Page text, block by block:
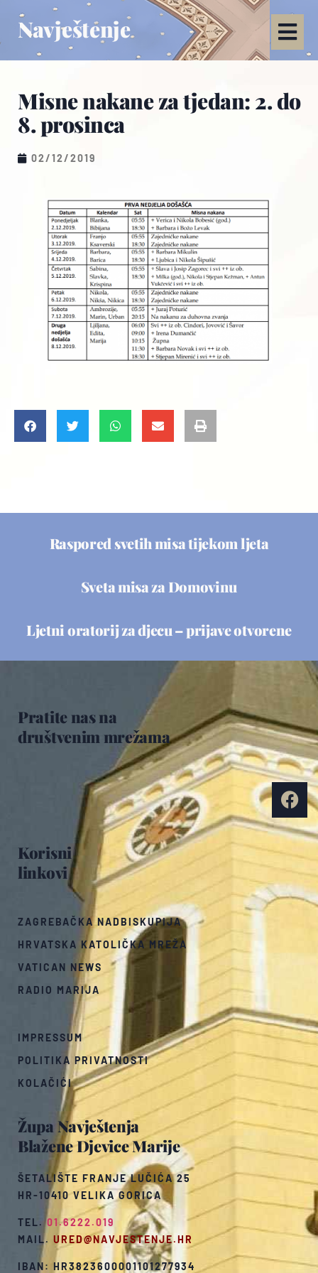
Navještenje
Misne nakane za tjedan: 2. do
8. prosinca
02/12/2019
Raspored svetih misa tijekom ljeta
Sveta misa za Domovinu
Ljetni oratorij za djecu – prijave otvorene
Župa Navještenja
Blažene Djevice Marije
ŠETALIŠTE FRANJE LUČIĆA 25
HR-10410 VELIKA GORICA
TEL.01.6222.019
MAIL. URED@NAVJESTENJE.HR
IBAN: HR3823600001101277934
Korisni
linkovi
ZAGREBAČKA NADBISKUPIJA
HRVATSKA KATOLIČKA MREŽA
VATICAN NEWS
RADIO MARIJA
IMPRESSUM
POLITIKA PRIVATNOSTI
KOLAČIĆI
Pratite nas na
društvenim mrežama